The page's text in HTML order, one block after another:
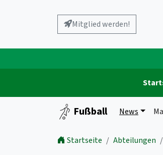
Mitglied werden!
Fußball News
Startseite Abteilungen